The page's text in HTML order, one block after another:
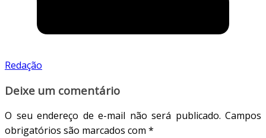
Redação
Deixe um comentário
O seu endereço de e-mail não será publicado. Campos
obrigatórios são marcados com *